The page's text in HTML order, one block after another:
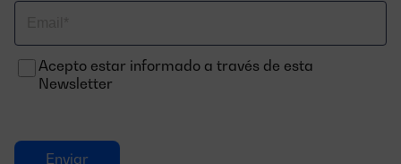
electrónico
Acepto estar informado a través de esta
Newsletter